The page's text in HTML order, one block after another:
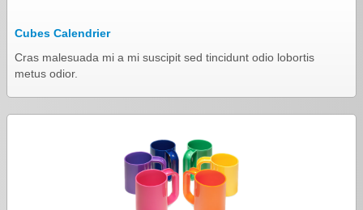
Cubes Calendrier
Cras malesuada mi a mi suscipit sed tincidunt odio lobortis
metus odior.